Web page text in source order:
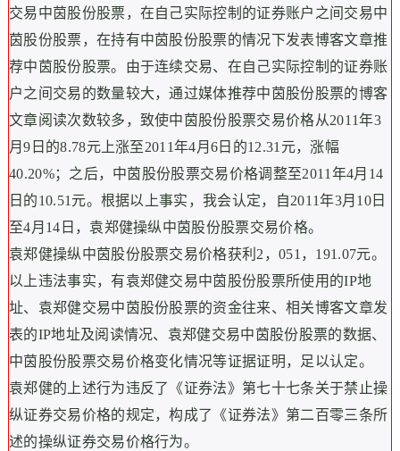
交易中茵股份股票，在自己实际控制的证券账户之间交易中
茵股份股票，在持有中茵股份股票的情况下发表博客文章推
荐中茵股份股票。由于连续交易、在自己实际控制的证券账
户之间交易的数量较大，通过媒体推荐中茵股份股票的博客
文章阅读次数较多，致使中茵股份股票交易价格从2011年3
月9日的8.78元上涨至2011年4月6日的12.31元，涨幅
40.20%；之后，中茵股份股票交易价格调整至2011年4月14
日的10.51元。根据以上事实，我会认定，自2011年3月10日
至4月14日，袁郑健操纵中茵股份股票交易价格。
袁郑健操纵中茵股份股票交易价格获利2，051，191.07元。
以上违法事实，有袁郑健交易中茵股份股票所使用的IP地
址、袁郑健交易中茵股份股票的资金往来、相关博客文章发
表的IP地址及阅读情况、袁郑健交易中茵股份股票的数据、
中茵股份股票交易价格变化情况等证据证明，足以认定。
袁郑健的上述行为违反了《证券法》第七十七条关于禁止操
纵证券交易价格的规定，构成了《证券法》第二百零三条所
述的操纵证券交易价格行为。